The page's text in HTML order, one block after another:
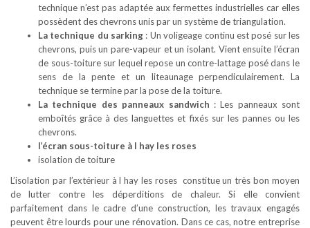
technique n’est pas adaptée aux fermettes industrielles car elles
possèdent des chevrons unis par un système de triangulation.
La technique du sarking : Un voligeage continu est posé sur les
chevrons, puis un pare-vapeur et un isolant. Vient ensuite l’écran
de sous-toiture sur lequel repose un contre-lattage posé dans le
sens de la pente et un liteaunage perpendiculairement. La
technique se termine par la pose de la toiture.
La technique des panneaux sandwich : Les panneaux sont
emboîtés grâce à des languettes et fixés sur les pannes ou les
chevrons.
l’écran sous-toiture à l hay les roses
isolation de toiture
L’isolation par l’extérieur à l hay les roses constitue un très bon moyen
de lutter contre les déperditions de chaleur. Si elle convient
parfaitement dans le cadre d’une construction, les travaux engagés
peuvent être lourds pour une rénovation. Dans ce cas, notre entreprise